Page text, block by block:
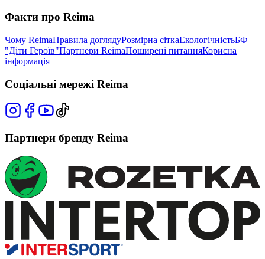
Факти про Reima
Чому ReimaПравила доглядуРозмірна сіткаЕкологічністьБФ
"Діти Героїв"Партнери ReimaПоширені питанняКорисна
інформація
Соціальні мережі Reima
Партнери бренду Reima